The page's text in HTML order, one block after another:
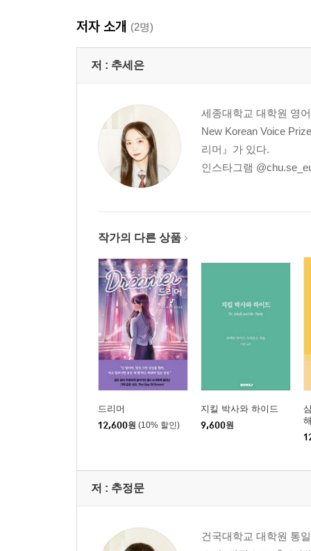
저자 소개 (2명)
저 : 추세은
세종대학교 대학원 영
New Korean Voice
리머』가 있다.
인스타그램
작가의 다른 상품
드리머
12,600원 (10% 할인)
지킬 박사와 하이드
9,600원
저 : 추정문
건국대학교 대학원 통